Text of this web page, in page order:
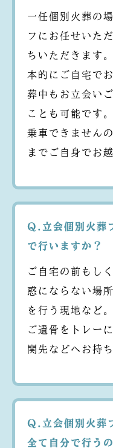
一任個別火葬の
フにお任せいた
ちいただきます
本的にご自宅で
葬中もお立会い
ことも可能です
乗車できません
までご自身でお
Q.立会個別火葬
で行いますか？
ご自宅の前もし
惑にならない場
を行う現地など
ご遺骨をトレー
関先などへお持
Q.立会個別火葬
全て自分で行う